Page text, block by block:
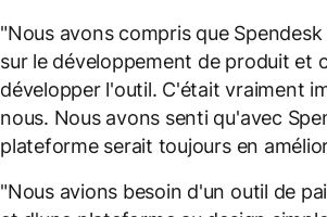
"Nous avons compris que
sur le développement de produit et
développer l'outil. C'était vraiment
nous. Nous avons senti qu'avec
plateforme serait toujours en
"Nous avions besoin d'un outil de